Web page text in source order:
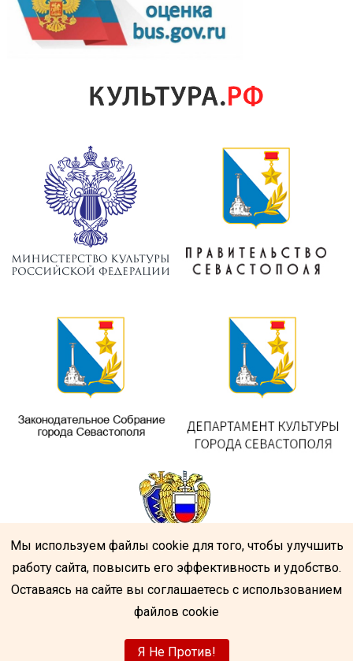
Мы используем файлы cookie для того, чтобы улучшить
работу сайта, повысить его эффективность и удобство.
Оставаясь на сайте вы соглашаетесь с использованием
файлов cookie
Я Не Против!